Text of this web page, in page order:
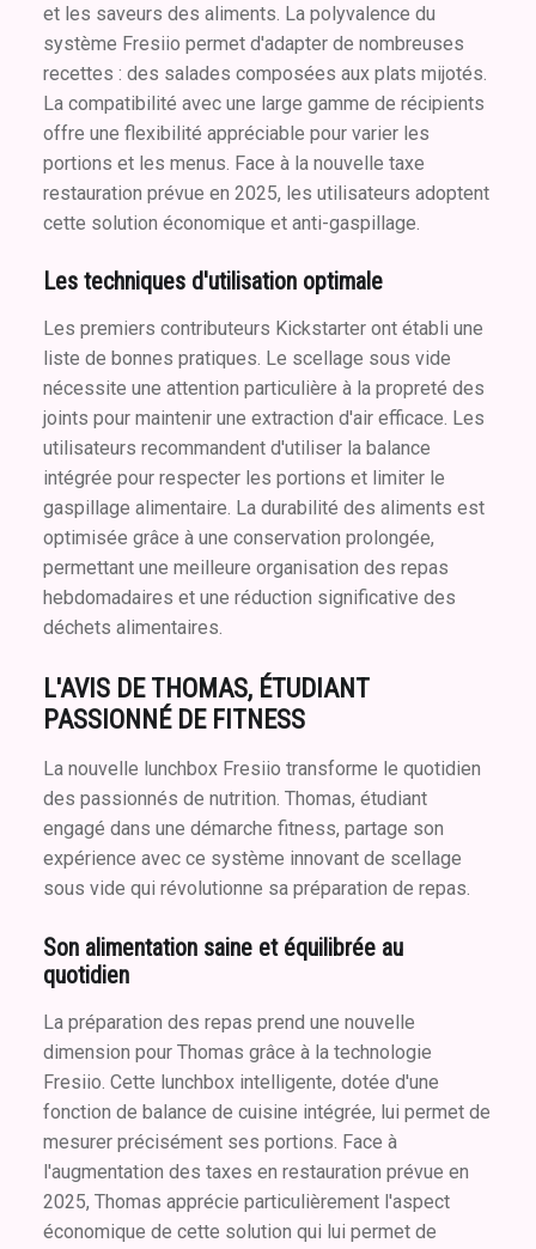
et les saveurs des aliments. La polyvalence du
système Fresiio permet d'adapter de nombreuses
recettes : des salades composées aux plats mijotés.
La compatibilité avec une large gamme de récipients
offre une flexibilité appréciable pour varier les
portions et les menus. Face à la nouvelle taxe
restauration prévue en 2025, les utilisateurs adoptent
cette solution économique et anti-gaspillage.
Les techniques d'utilisation optimale
Les premiers contributeurs Kickstarter ont établi une
liste de bonnes pratiques. Le scellage sous vide
nécessite une attention particulière à la propreté des
joints pour maintenir une extraction d'air efficace. Les
utilisateurs recommandent d'utiliser la balance
intégrée pour respecter les portions et limiter le
gaspillage alimentaire. La durabilité des aliments est
optimisée grâce à une conservation prolongée,
permettant une meilleure organisation des repas
hebdomadaires et une réduction significative des
déchets alimentaires.
L'AVIS DE THOMAS, ÉTUDIANT
PASSIONNÉ DE FITNESS
La nouvelle lunchbox Fresiio transforme le quotidien
des passionnés de nutrition. Thomas, étudiant
engagé dans une démarche fitness, partage son
expérience avec ce système innovant de scellage
sous vide qui révolutionne sa préparation de repas.
Son alimentation saine et équilibrée au
quotidien
La préparation des repas prend une nouvelle
dimension pour Thomas grâce à la technologie
Fresiio. Cette lunchbox intelligente, dotée d'une
fonction de balance de cuisine intégrée, lui permet de
mesurer précisément ses portions. Face à
l'augmentation des taxes en restauration prévue en
2025, Thomas apprécie particulièrement l'aspect
économique de cette solution qui lui permet de